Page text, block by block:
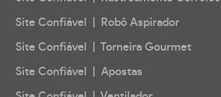
Site Confiável | Robô Aspirador
Site Confiável | Torneira Gourmet
Site Confiável | Apostas